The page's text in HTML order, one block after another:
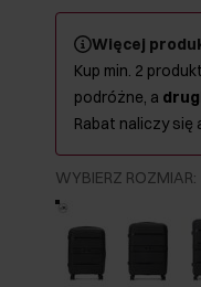
Więcej
Kup min. 2
podróżne, a
Rabat naliczy
WYBIERZ ROZMIAR: